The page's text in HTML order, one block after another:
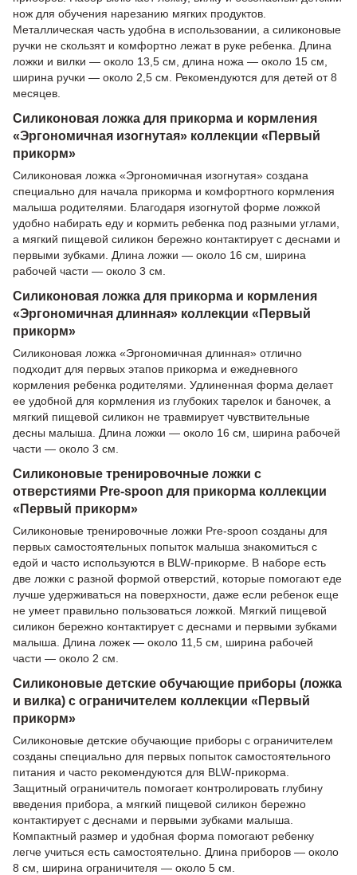
нож для обучения нарезанию мягких продуктов.
Металлическая часть удобна в использовании, а силиконовые
ручки не скользят и комфортно лежат в руке ребенка. Длина
ложки и вилки — около 13,5 см, длина ножа — около 15 см,
ширина ручки — около 2,5 см. Рекомендуются для детей от 8
месяцев.
Силиконовая ложка для прикорма и кормления
«Эргономичная изогнутая» коллекции «Первый
прикорм»
Силиконовая ложка «Эргономичная изогнутая» создана
специально для начала прикорма и комфортного кормления
малыша родителями. Благодаря изогнутой форме ложкой
удобно набирать еду и кормить ребенка под разными углами,
а мягкий пищевой силикон бережно контактирует с деснами и
первыми зубками. Длина ложки — около 16 см, ширина
рабочей части — около 3 см.
Силиконовая ложка для прикорма и кормления
«Эргономичная длинная» коллекции «Первый
прикорм»
Силиконовая ложка «Эргономичная длинная» отлично
подходит для первых этапов прикорма и ежедневного
кормления ребенка родителями. Удлиненная форма делает
ее удобной для кормления из глубоких тарелок и баночек, а
мягкий пищевой силикон не травмирует чувствительные
десны малыша. Длина ложки — около 16 см, ширина рабочей
части — около 3 см.
Силиконовые тренировочные ложки с
отверстиями Pre-spoon для прикорма коллекции
«Первый прикорм»
Силиконовые тренировочные ложки Pre-spoon созданы для
первых самостоятельных попыток малыша знакомиться с
едой и часто используются в BLW-прикорме. В наборе есть
две ложки с разной формой отверстий, которые помогают еде
лучше удерживаться на поверхности, даже если ребенок еще
не умеет правильно пользоваться ложкой. Мягкий пищевой
силикон бережно контактирует с деснами и первыми зубками
малыша. Длина ложек — около 11,5 см, ширина рабочей
части — около 2 см.
Силиконовые детские обучающие приборы (ложка
и вилка) с ограничителем коллекции «Первый
прикорм»
Силиконовые детские обучающие приборы с ограничителем
созданы специально для первых попыток самостоятельного
питания и часто рекомендуются для BLW-прикорма.
Защитный ограничитель помогает контролировать глубину
введения прибора, а мягкий пищевой силикон бережно
контактирует с деснами и первыми зубками малыша.
Компактный размер и удобная форма помогают ребенку
легче учиться есть самостоятельно. Длина приборов — около
8 см, ширина ограничителя — около 5 см.